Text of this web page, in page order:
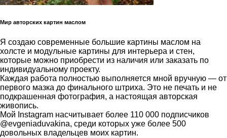
Мир авторских картин маслом
Я создаю современные большие картины маслом на
холсте и модульные картины для интерьера и стен,
которые можно приобрести из наличия или заказать по
индивидуальному проекту.
Каждая работа полностью выполняется мной вручную — от
первого мазка до финального штриха. Это не печать и не
подкрашенная фотография, а настоящая авторская
живопись.
Мой Instagram насчитывает более 110 000 подписчиков
@evgeniaduvakina, среди которых уже более 500
довольных владельцев моих картин.